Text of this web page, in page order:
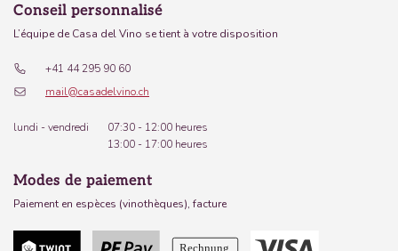
Conseil personnalisé
L’équipe de Casa del Vino se tient à votre disposition
+41 44 295 90 60
mail@casadelvino.ch
lundi - vendredi
07:30 - 12:00 heures
13:00 - 17:00 heures
Modes de paiement
Paiement en espèces (vinothèques), facture